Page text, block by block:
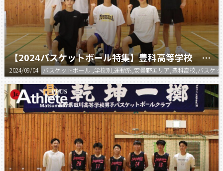
【2024バスケットボール特集】豊科高等学校 男子バスケットボール部
2024/09/04 バスケットボール ,学校別,運動系,安曇野エリア,豊科高校,バスケ